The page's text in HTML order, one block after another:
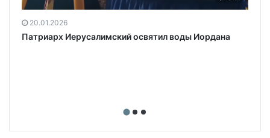
20.01.2026
Патриарх Иерусалимский освятил воды Иордана